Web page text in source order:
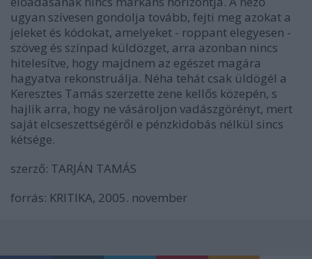
ugyan szívesen gondolja tovább, fejti meg azokat a
jeleket és kódokat, amelyeket - roppant elegyesen -
szöveg és színpad küldözget, arra azonban nincs
hitelesítve, hogy majdnem az egészet magára
hagyatva rekonstruálja. Néha tehát csak üldögél a
Keresztes Tamás szerzette zene kellős közepén, s
hajlik arra, hogy ne vásároljon vadászgörényt, mert
saját elcseszettségéről e pénzkidobás nélkül sincs
kétsége.
szerző: TARJÁN TAMÁS
forrás: KRITIKA, 2005. november